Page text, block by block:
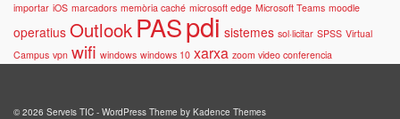
importar iOS marcadors memòria caché microsoft edge Microsoft Teams moodle
operatius Outlook PASpdi sistemes sol·licitar SPSS Virtual
Campus vpn wifi windows windows 10 xarxa zoom video conferencia
© 2026 Serveis TIC - WordPress Theme by Kadence Themes